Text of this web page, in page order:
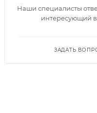
Наши специалисты
интересующий
ЗАДАТЬ